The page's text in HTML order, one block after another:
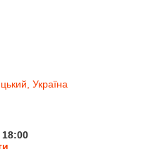
Україна